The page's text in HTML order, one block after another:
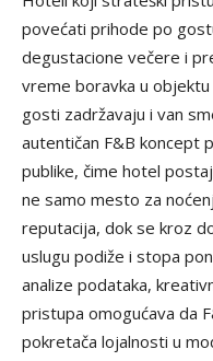
povećati prihode po
degustacione večere i
vreme boravka u
gosti zadržavaju i van
autentičan F&B koncept
publike, čime hotel
ne samo mesto za
reputacija, dok se kroz
uslugu podiže i stopa
analize podataka,
pristupa omogućava da
pokretača lojalnosti u